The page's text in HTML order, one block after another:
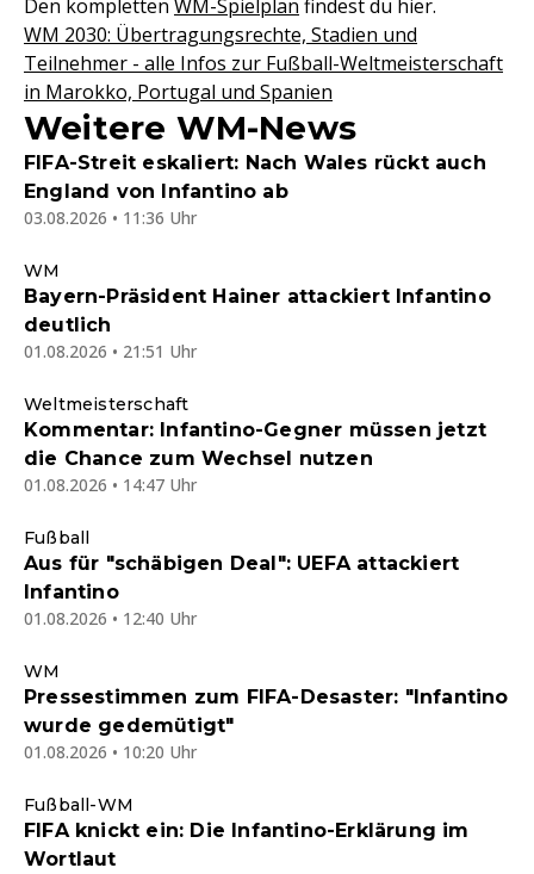
Den kompletten WM-Spielplan findest du hier.
WM 2030: Übertragungsrechte, Stadien und
Teilnehmer - alle Infos zur Fußball-Weltmeisterschaft
in Marokko, Portugal und Spanien
Weitere WM-News
FIFA-Streit eskaliert: Nach Wales rückt auch
England von Infantino ab
03.08.2026 • 11:36 Uhr
WM
Bayern-Präsident Hainer attackiert Infantino
deutlich
01.08.2026 • 21:51 Uhr
Weltmeisterschaft
Kommentar: Infantino-Gegner müssen jetzt
die Chance zum Wechsel nutzen
01.08.2026 • 14:47 Uhr
Fußball
Aus für "schäbigen Deal": UEFA attackiert
Infantino
01.08.2026 • 12:40 Uhr
WM
Pressestimmen zum FIFA-Desaster: "Infantino
wurde gedemütigt"
01.08.2026 • 10:20 Uhr
Fußball-WM
FIFA knickt ein: Die Infantino-Erklärung im
Wortlaut